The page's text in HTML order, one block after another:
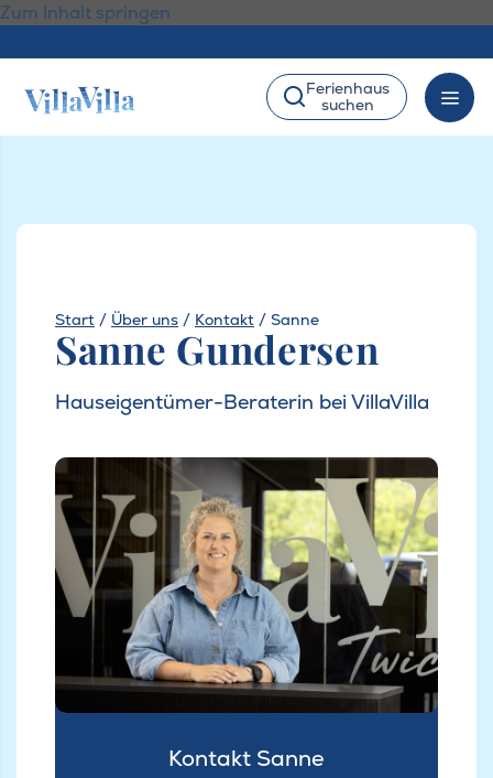
Zum Inhalt springen
Ferienhaus
suchen
Start / Über uns / Kontakt / Sanne
Sanne Gundersen
Hauseigentümer-Beraterin bei VillaVilla
Kontakt Sanne